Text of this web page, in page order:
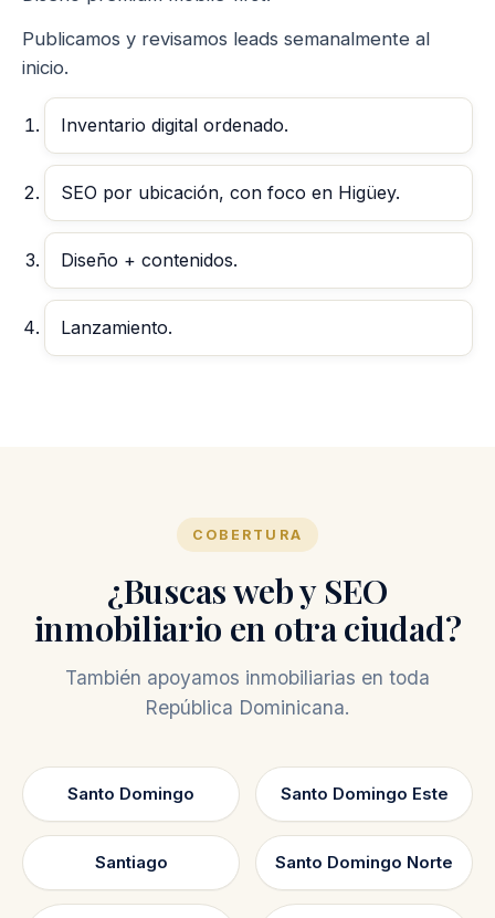
Publicamos y revisamos leads semanalmente al
inicio.
Inventario digital ordenado.
SEO por ubicación, con foco en Higüey.
Diseño + contenidos.
Lanzamiento.
COBERTURA
¿Buscas web y SEO
inmobiliario en otra ciudad?
También apoyamos inmobiliarias en toda
República Dominicana.
Santo Domingo Santo Domingo Este
Santiago Santo Domingo Norte